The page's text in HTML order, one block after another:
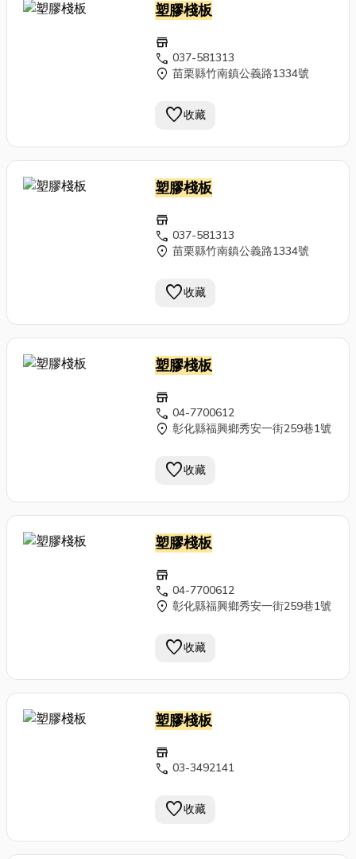
塑膠棧板
store
call 037-581313
location_on 苗栗縣竹南鎮公義路1334號
favorite收藏
塑膠棧板
store
call 037-581313
location_on 苗栗縣竹南鎮公義路1334號
favorite收藏
塑膠棧板
store
call 04-7700612
location_on 彰化縣福興鄉秀安一街259巷1號
favorite收藏
塑膠棧板
store
call 04-7700612
location_on 彰化縣福興鄉秀安一街259巷1號
favorite收藏
塑膠棧板
store
call 03-3492141
favorite收藏